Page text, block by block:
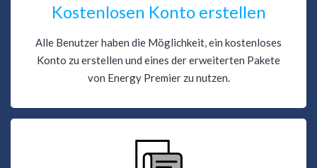
Kostenlosen Konto erstellen
Alle Benutzer haben die Möglichkeit, ein kostenloses
Konto zu erstellen und eines der erweiterten Pakete
von Energy Premier zu nutzen.